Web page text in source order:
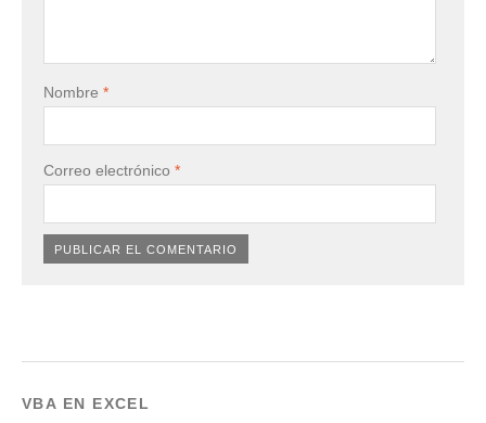
Nombre *
Correo electrónico *
VBA EN EXCEL